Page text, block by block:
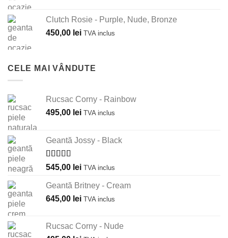
Clutch Rosie - Purple, Nude, Bronze
450,00 lei TVA inclus
CELE MAI VÂNDUTE
Rucsac Corny - Rainbow
495,00 lei TVA inclus
Geantă Jossy - Black
Evaluat la
545,00 lei TVA inclus
Geantă Britney - Cream
645,00 lei TVA inclus
Rucsac Corny - Nude